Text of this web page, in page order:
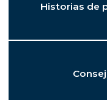
Historias de